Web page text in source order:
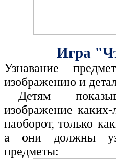
Игра
Узнавание
изображению и
Детям
изображение
наоборот, только
а они должны
предметы: